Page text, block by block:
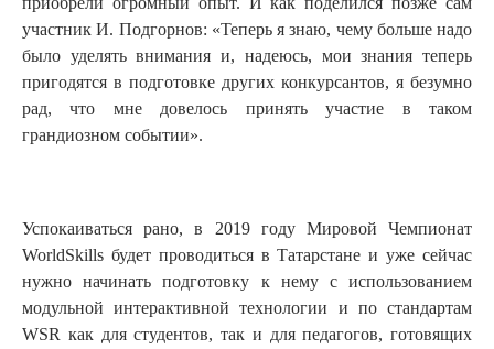
участник И. Подгорнов: «Теперь я знаю, чему больше надо
было уделять внимания и, надеюсь, мои знания теперь
пригодятся в подготовке других конкурсантов, я безумно
рад, что мне довелось принять участие в таком
грандиозном событии».
Успокаиваться рано, в 2019 году Мировой Чемпионат
WorldSkills будет проводиться в Татарстане и уже сейчас
нужно начинать подготовку к нему с использованием
модульной интерактивной технологии и по стандартам
WSR как для студентов, так и для педагогов, готовящих